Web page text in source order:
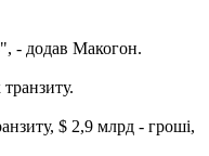
- додав Макогон.
$ 2,9 млрд - гроші,